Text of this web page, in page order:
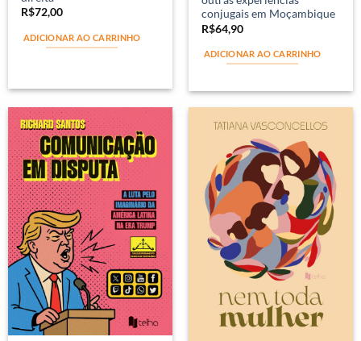
R$72,00
ADICIONAR AO CARRINHO
conjugais em Moçambique
R$64,90
ADICIONAR AO CARRINHO